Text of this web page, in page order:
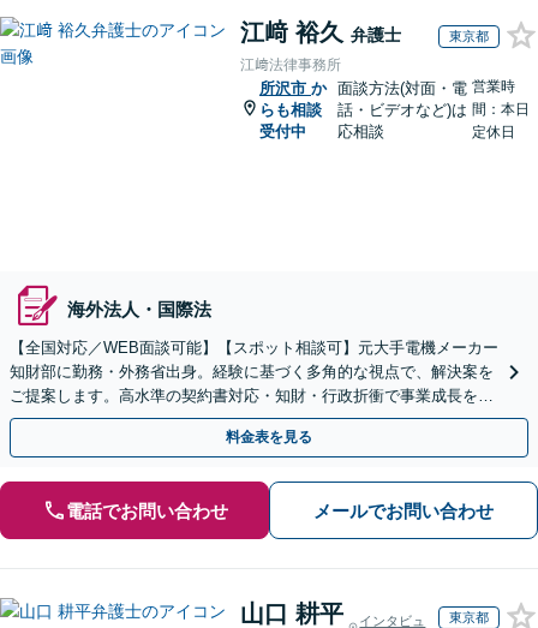
江﨑 裕久 弁護士 東京都
江﨑法律事務所
所沢市 か
らも相談
受付中
面談方法(対面・電
話・ビデオなど)は
応相談
営業時
間：本日
定休日
海外法人・国際法
【全国対応／WEB面談可能】【スポット相談可】元大手電機メーカー
知財部に勤務・外務省出身。経験に基づく多角的な視点で、解決案を
ご提案します。高水準の契約書対応・知財・行政折衝で事業成長を牽
引いたします。
料金表を見る
電話でお問い合わせ メールでお問い合わせ
山口 耕平
インタビュ
東京都